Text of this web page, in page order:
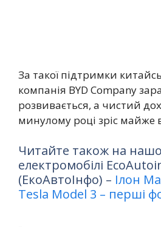
За такої підтримки
компанія BYD Company
розвивається, а чистий
минулому році зріс майже
Читайте також на
електромобілі
(ЕкоАвтоІнфо) – Ілон
Tesla Model 3 – перші